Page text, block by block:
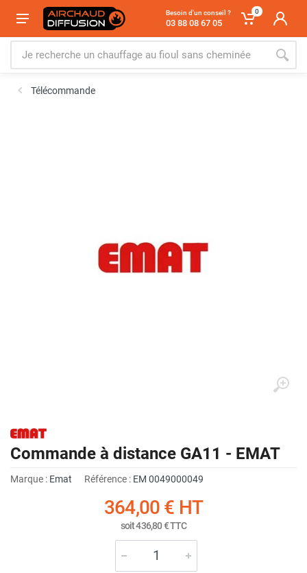
Besoin d'un conseil ?
03 88 08 67 05
0
Télécommande
Commande à distance GA11 - EMAT
Marque : Emat Référence : EM 0049000049
364,00 € HT
soit436,80 €TTC